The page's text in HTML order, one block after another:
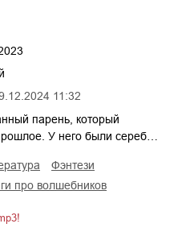
11:32
парень, который
У него были сереб…
фэнтези
про волшебников